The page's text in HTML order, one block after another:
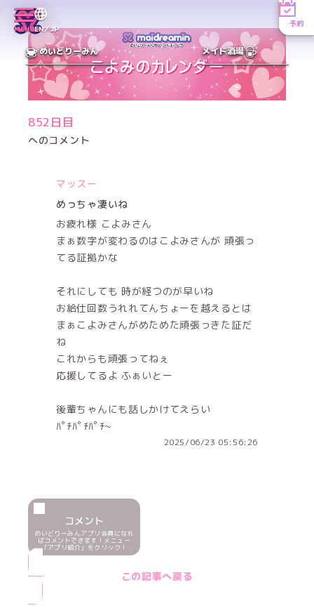
MENUEN／JP
予約
めいどりーみん メイド酒場
852日目
へのコメント
マッスー
めっちゃ凄いね
お疲れ様 こよみさん
まぁ数字が変わるのはこよみさんが 頑張っ
てる証拠かな
それにしても 時が経つのが早いね
お給仕回数うれれてんちょーを越えるとは
まぁこよみさんがめためた頑張っきた証だ
ね
これからも頑張ってねぇ
応援してるよ ふぁいとー
後輩ちゃんにも話しかけてえらい
ﾊﾟﾁﾊﾟﾁﾊﾟﾁ~
2025/06/23 05:56:26
コメント
めいどりーみんアプリ会員になれ
ばコメントできます！メニュー
「アプリ紹介」をクリック！
この記事へ戻る